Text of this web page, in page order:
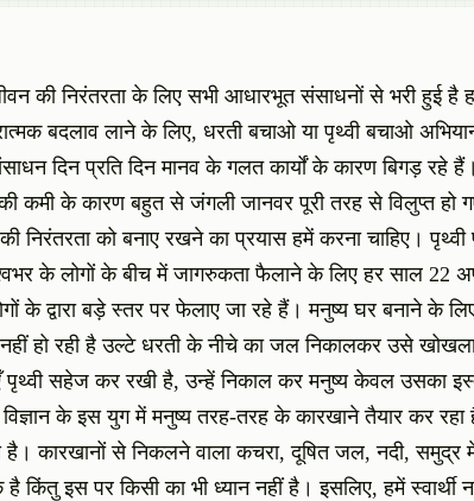
की निरंतरता के लिए सभी आधारभूत संसाधनों से भरी हुई है
बदलाव लाने के लिए, धरती बचाओ या पृथ्वी बचाओ
दिन प्रति दिन मानव के गलत कार्यों के कारण बिगड़ रहे
के कारण बहुत से जंगली जानवर पूरी तरह से विलुप्त हो
को बनाए रखने का प्रयास हमें करना चाहिए।
के लोगों के बीच में जागरुकता फैलाने के लिए हर साल 22
के द्वारा बड़े स्तर पर फेलाए जा रहे हैं। मनुष्य घर बनाने के
हो रही है उल्टे धरती के नीचे का जल निकालकर उसे खोखला
सहेज कर रखी है, उन्हें निकाल कर मनुष्य केवल उसका
के इस युग में मनुष्य तरह-तरह के कारखाने तैयार कर रहा
कारखानों से निकलने वाला कचरा, दूषित जल, नदी, समुद्र
इस पर किसी का भी ध्यान नहीं है। इसलिए, हमें स्वार्थी